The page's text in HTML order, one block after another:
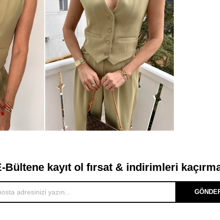
Bültene kayıt ol fırsat & indirimleri